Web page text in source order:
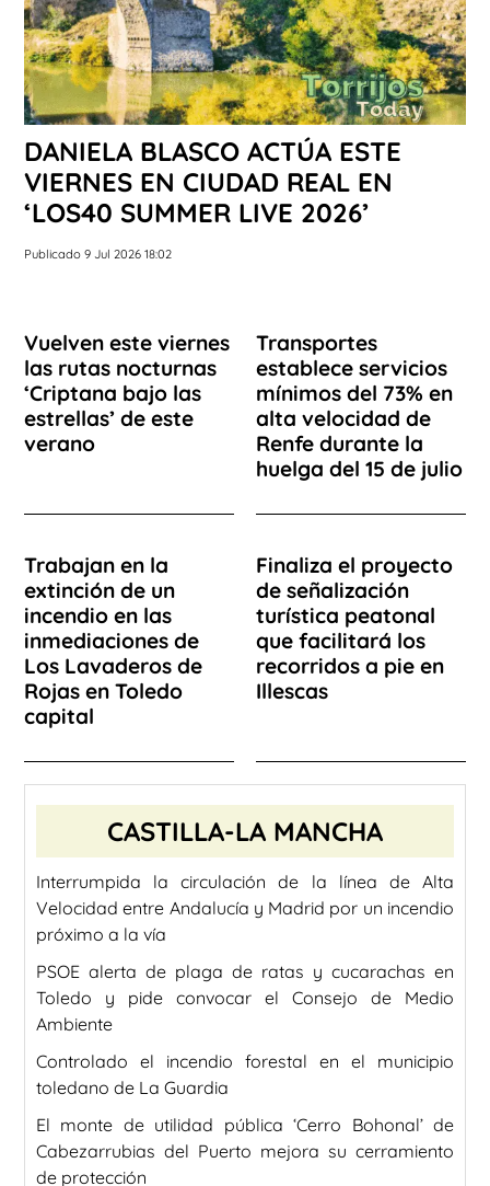
DANIELA BLASCO ACTÚA ESTE
VIERNES EN CIUDAD REAL EN
‘LOS40 SUMMER LIVE 2026’
Publicado 9 Jul 2026 18:02
Vuelven este viernes
las rutas nocturnas
‘Criptana bajo las
estrellas’ de este
verano
Transportes
establece servicios
mínimos del 73% en
alta velocidad de
Renfe durante la
huelga del 15 de julio
Trabajan en la
extinción de un
incendio en las
inmediaciones de
Los Lavaderos de
Rojas en Toledo
capital
Finaliza el proyecto
de señalización
turística peatonal
que facilitará los
recorridos a pie en
Illescas
CASTILLA-LA MANCHA
Interrumpida la circulación de la línea de Alta
Velocidad entre Andalucía y Madrid por un incendio
próximo a la vía
PSOE alerta de plaga de ratas y cucarachas en
Toledo y pide convocar el Consejo de Medio
Ambiente
Controlado el incendio forestal en el municipio
toledano de La Guardia
El monte de utilidad pública ‘Cerro Bohonal’ de
Cabezarrubias del Puerto mejora su cerramiento
de protección